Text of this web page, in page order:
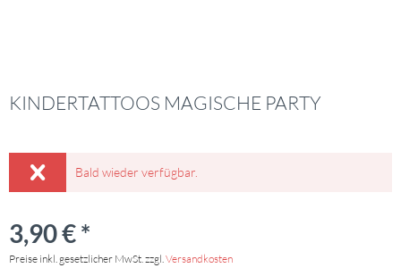
KINDERTATTOOS MAGISCHE PARTY
Bald wieder verfügbar.
3,90 € *
Preise inkl. gesetzlicher MwSt. zzgl.Versandkosten